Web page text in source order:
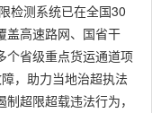
检测系统已在全国30
盖高速路网、国省干
个省级重点货运通道项
，助力当地治超执法
超限超载违法行为，